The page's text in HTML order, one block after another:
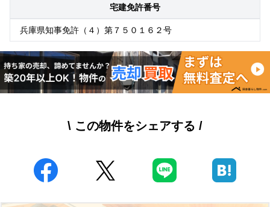
宅建免許番号
兵庫県知事免許（４）第７５０１６２号
\ この物件をシェアする /